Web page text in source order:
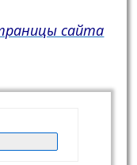
сайта